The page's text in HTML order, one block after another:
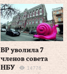
ВР уволила 7
членов совета
НБУ
14776